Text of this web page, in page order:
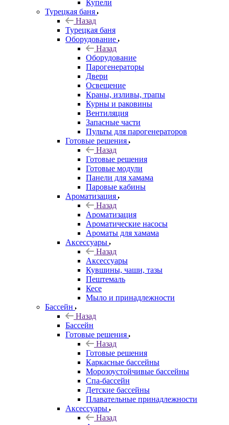
Купели
Турецкая баня
Назад
Турецкая баня
Оборудование
Назад
Оборудование
Парогенераторы
Двери
Освещение
Краны, изливы, трапы
Курны и раковины
Вентиляция
Запасные части
Пульты для парогенераторов
Готовые решения
Назад
Готовые решения
Готовые модули
Панели для хамама
Паровые кабины
Ароматизация
Назад
Ароматизация
Ароматические насосы
Ароматы для хамама
Аксессуары
Назад
Аксессуары
Кувшины, чаши, тазы
Пештемаль
Кесе
Мыло и принадлежности
Бассейн
Назад
Бассейн
Готовые решения
Назад
Готовые решения
Каркасные бассейны
Морозоустойчивые бассейны
Спа-бассейн
Детские бассейны
Плавательные принадлежности
Аксессуары
Назад